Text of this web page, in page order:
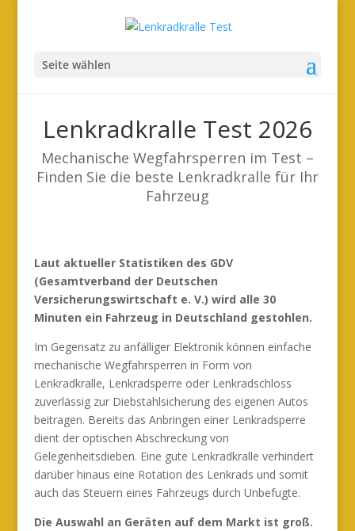
Seite wählen
Lenkradkralle Test 2026
Mechanische Wegfahrsperren im Test –
Finden Sie die beste Lenkradkralle für Ihr
Fahrzeug
Laut aktueller Statistiken des GDV
(Gesamtverband der Deutschen
Versicherungswirtschaft e. V.) wird alle 30
Minuten ein Fahrzeug in Deutschland gestohlen.
Im Gegensatz zu anfälliger Elektronik können einfache
mechanische Wegfahrsperren in Form von
Lenkradkralle, Lenkradsperre oder Lenkradschloss
zuverlässig zur Diebstahlsicherung des eigenen Autos
beitragen. Bereits das Anbringen einer Lenkradsperre
dient der optischen Abschreckung von
Gelegenheitsdieben. Eine gute Lenkradkralle verhindert
darüber hinaus eine Rotation des Lenkrads und somit
auch das Steuern eines Fahrzeugs durch Unbefugte.
Die Auswahl an Geräten auf dem Markt ist groß.